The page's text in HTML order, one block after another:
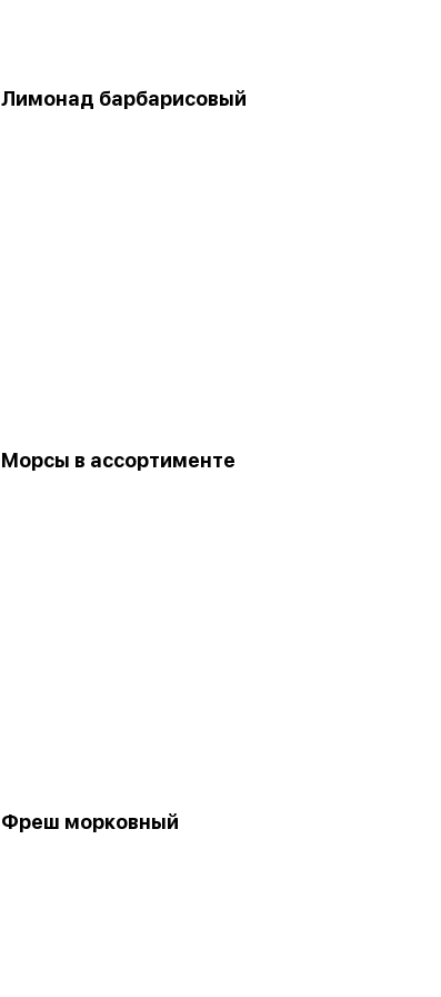
Лимонад барбарисовый
Морсы в ассортименте
Фреш морковный